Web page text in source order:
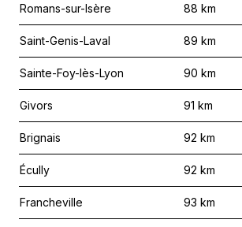
Romans-sur-Isère 88 km
Saint-Genis-Laval 89 km
Sainte-Foy-lès-Lyon 90 km
Givors 91 km
Brignais 92 km
Écully 92 km
Francheville 93 km